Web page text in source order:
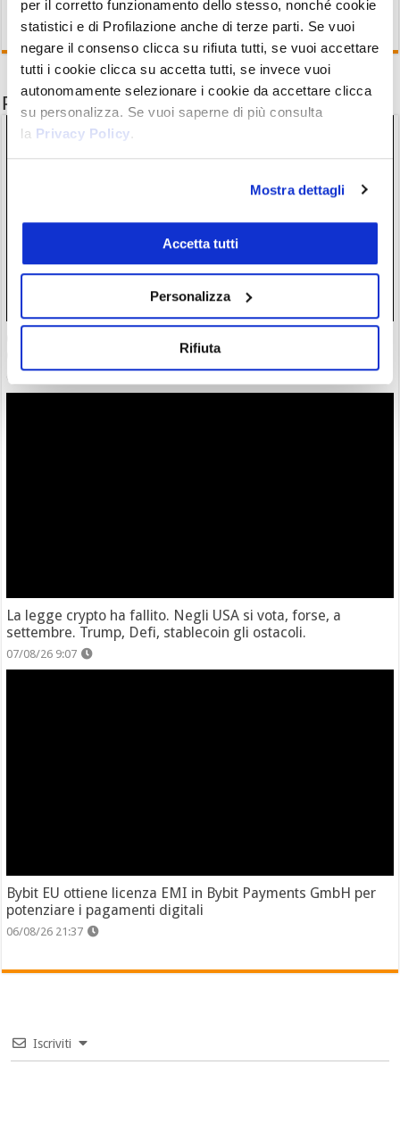
per il corretto funzionamento dello stesso, nonché cookie
statistici e di Profilazione anche di terze parti. Se vuoi
negare il consenso clicca su rifiuta tutti, se vuoi accettare
tutti i cookie clicca su accetta tutti, se invece vuoi
autonomamente selezionare i cookie da accettare clicca
su personalizza. Se vuoi saperne di più consulta
la Privacy Policy.
Mostra dettagli
Accetta tutti
Personalizza
Rifiuta
Potrebbe interessarti anche
CEO porta in tribunale la “nuova” dirigenza
07/08/26 11:23
La legge crypto ha fallito. Negli USA si vota, forse, a
settembre. Trump, Defi, stablecoin gli ostacoli.
07/08/26 9:07
Bybit EU ottiene licenza EMI in Bybit Payments GmbH per
potenziare i pagamenti digitali
06/08/26 21:37
Iscriviti